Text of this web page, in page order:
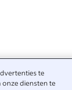
te
diensten te